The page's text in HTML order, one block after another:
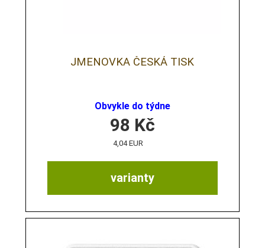
JMENOVKA ČESKÁ TISK
Obvykle do týdne
varianty
98 Kč
4,04 EUR